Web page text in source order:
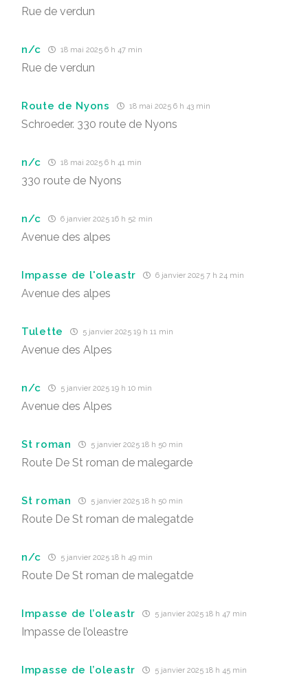
Rue de verdun
n/c 18 mai 2025 6 h 47 min
Rue de verdun
Route de Nyons 18 mai 2025 6 h 43 min
Schroeder. 330 route de Nyons
n/c 18 mai 2025 6 h 41 min
330 route de Nyons
n/c 6 janvier 2025 16 h 52 min
Avenue des alpes
Impasse de l'oleastr 6 janvier 2025 7 h 24 min
Avenue des alpes
Tulette 5 janvier 2025 19 h 11 min
Avenue des Alpes
n/c 5 janvier 2025 19 h 10 min
Avenue des Alpes
St roman 5 janvier 2025 18 h 50 min
Route De St roman de malegarde
St roman 5 janvier 2025 18 h 50 min
Route De St roman de malegatde
n/c 5 janvier 2025 18 h 49 min
Route De St roman de malegatde
Impasse de l’oleastr 5 janvier 2025 18 h 47 min
Impasse de l’oleastre
Impasse de l’oleastr 5 janvier 2025 18 h 45 min